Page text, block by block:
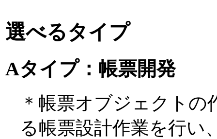
選べるタイプ
Aタイプ：帳票開発
＊帳票オブジェクトの
る帳票設計作業を行い